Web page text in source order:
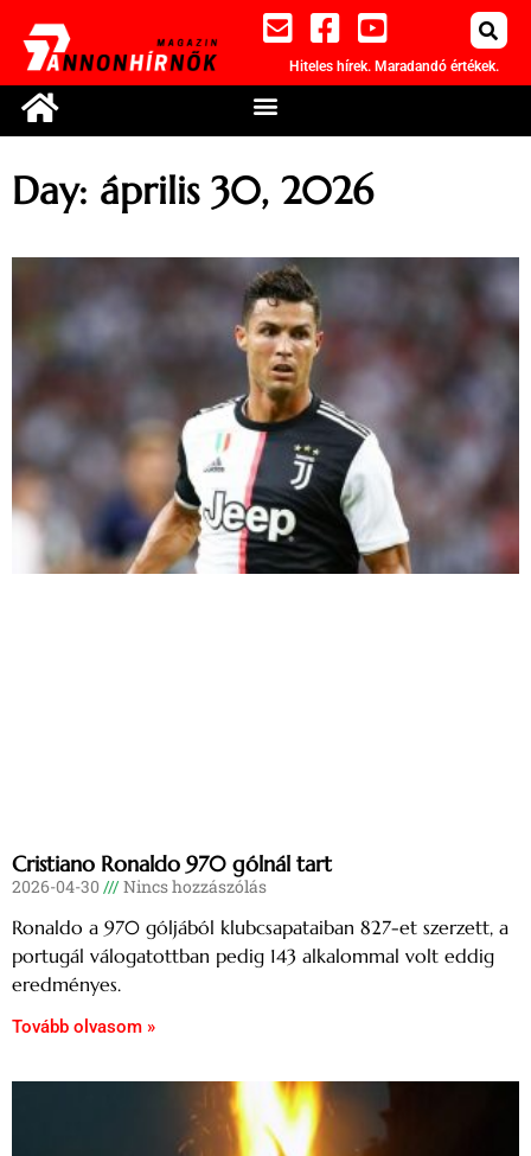
Hiteles hírek. Maradandó értékek.
Day: április 30, 2026
Cristiano Ronaldo 970 gólnál tart
2026-04-30 Nincs hozzászólás
Ronaldo a 970 góljából klubcsapataiban 827-et szerzett, a
portugál válogatottban pedig 143 alkalommal volt eddig
eredményes.
Tovább olvasom »